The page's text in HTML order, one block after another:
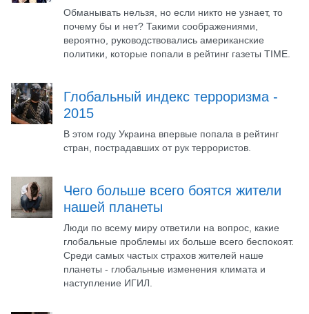
Обманывать нельзя, но если никто не узнает, то
почему бы и нет? Такими соображениями,
вероятно, руководствовались американские
политики, которые попали в рейтинг газеты TIME.
Глобальный индекс терроризма -
2015
В этом году Украина впервые попала в рейтинг
стран, пострадавших от рук террористов.
Чего больше всего боятся жители
нашей планеты
Люди по всему миру ответили на вопрос, какие
глобальные проблемы их больше всего беспокоят.
Среди самых частых страхов жителей наше
планеты - глобальные изменения климата и
наступление ИГИЛ.